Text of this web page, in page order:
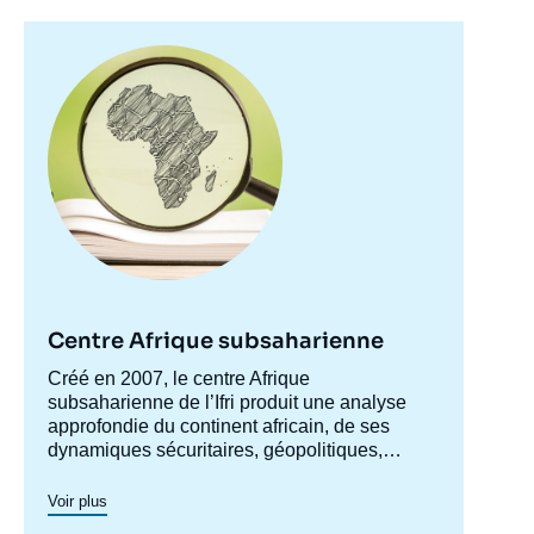
principale
Centre Afrique subsaharienne
Accroche
centre
Créé en 2007, le centre Afrique
subsaharienne de l’Ifri produit une analyse
approfondie du continent africain, de ses
dynamiques sécuritaires, géopolitiques,
particulier le phénomène d’urbanisation). Le
Centre se veut à la fois,
Le centre produit des analyses pour différents
Voir plus